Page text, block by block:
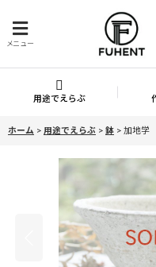
メニュー
用途でえらぶ
ホーム > 用途でえらぶ > 鉢 > 加地学